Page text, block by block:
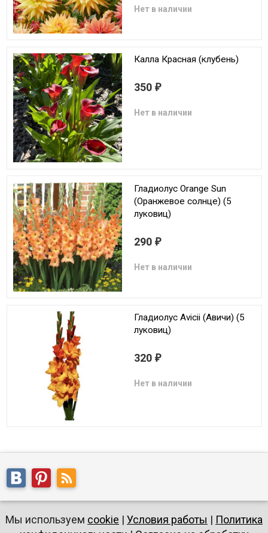
Нет в наличии
Калла Красная (клубень)
350 ₽
Нет в наличии
Гладиолус Orange Sun
(Оранжевое солнце) (5
луковиц)
290 ₽
Нет в наличии
Гладиолус Avicii (Авичи) (5
луковиц)
320 ₽
Нет в наличии
Мы используем cookie | Условия работы | Политика